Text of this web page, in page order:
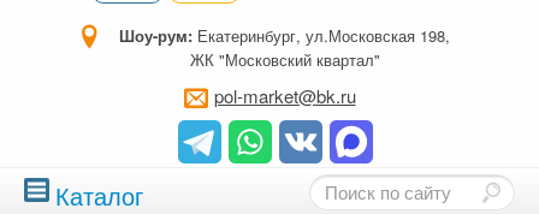
Шоу-рум: Екатеринбург, ул.Московская 198,
ЖК "Московский квартал"
pol-market@bk.ru
Каталог